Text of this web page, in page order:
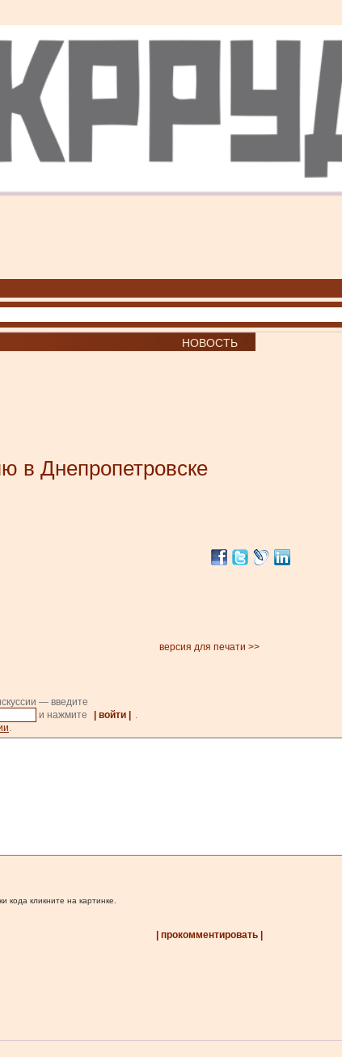
НОВОСТЬ
в Днепропетровске
версия для печати >>
— введите
и нажмите | войти |
.
.
кода кликните на картинке.
| прокомментировать |